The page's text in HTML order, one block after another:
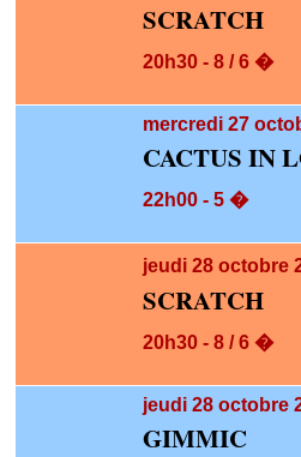
SCRATCH
20h30 - 8 / 6 �
mercredi 27
CACTUS IN
22h00 - 5 �
jeudi 28 octobre
SCRATCH
20h30 - 8 / 6 �
jeudi 28 octobre
GIMMIC